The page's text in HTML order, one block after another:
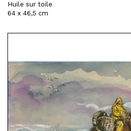
Huile sur toile
64 x 46,5 cm